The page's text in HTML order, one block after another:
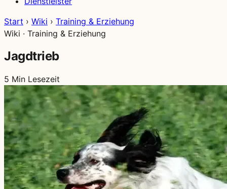
Start › Wiki › Training & Erziehung
Wiki · Training & Erziehung
Jagdtrieb
5 Min Lesezeit